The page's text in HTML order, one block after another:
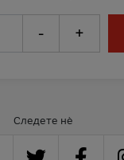
- +
Следете нè